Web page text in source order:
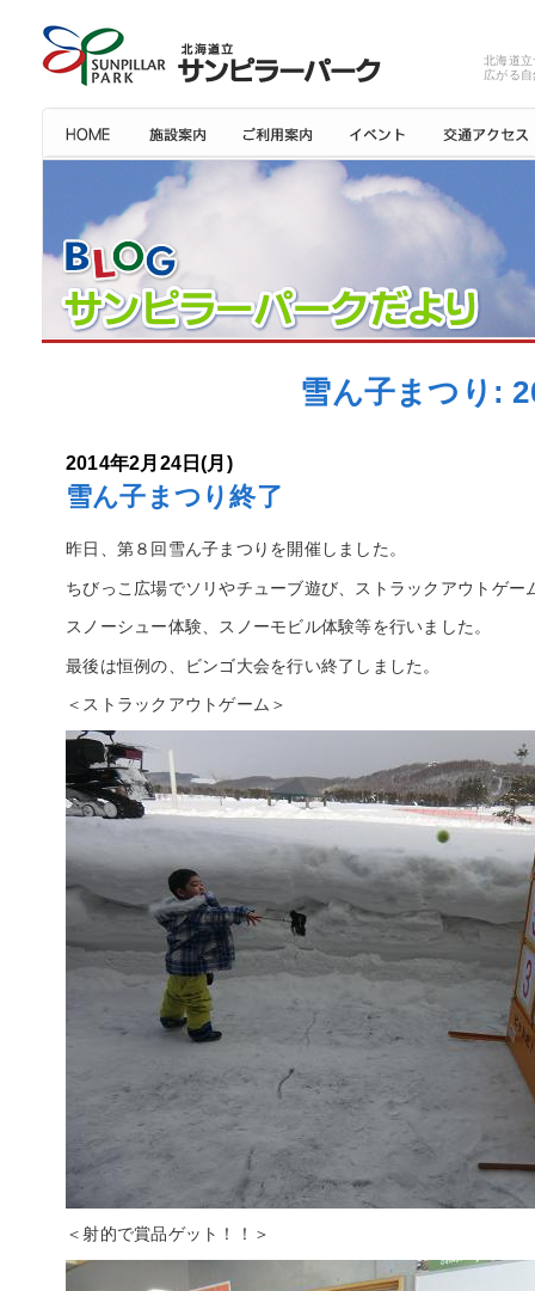
北海道
広がる
雪ん子まつり:
2014年2月24日(月)
雪ん子まつり終了
昨日、第８回雪ん子まつりを開催しました。
ちびっこ広場でソリやチューブ遊び、ストラックアウトゲー
スノーシュー体験、スノーモビル体験等を行いました。
最後は恒例の、ビンゴ大会を行い終了しました。
＜ストラックアウトゲーム＞
＜射的で賞品ゲット！！＞